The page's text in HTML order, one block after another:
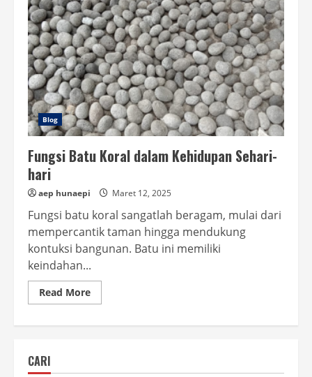
Blog
Fungsi Batu Koral dalam Kehidupan Sehari-
hari
aep hunaepi Maret 12, 2025
Fungsi batu koral sangatlah beragam, mulai dari
mempercantik taman hingga mendukung
kontuksi bangunan. Batu ini memiliki
keindahan...
Read MoreRead
more
Sehari-
CARI